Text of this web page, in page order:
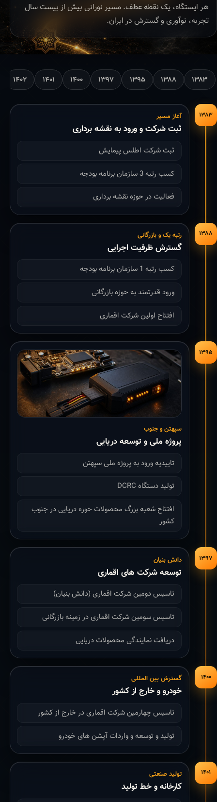
هر ایستگاه، یک نقطه عطف. مسیر نورانی بیش از بیست سال
تجربه، نوآوری و گسترش در ایران.
۱۳۸۳ ۱۳۸۸ ۱۳۹۵ ۱۳۹۷ ۱۴۰۰ ۱۴۰۱ ۱۴۰۲
۱۳۸۳ آغاز مسیر
ثبت شرکت و ورود به نقشه برداری
ثبت شرکت اطلس پیمایش
کسب رتبه 3 سازمان برنامه بودجه
فعالیت در حوزه نقشه برداری
۱۳۸۸ رتبه یک و بازرگانی
گسترش ظرفیت اجرایی
کسب رتبه 1 سازمان برنامه بودجه
ورود قدرتمند به حوزه بازرگانی
افتتاح اولین شرکت اقماری
۱۳۹۵
سپهتن و جنوب
پروژه ملی و توسعه دریایی
تاییدیه ورود به پروژه ملی سپهتن
تولید دستگاه DCRC
افتتاح شعبه بزرگ محصولات حوزه دریایی در جنوب
کشور
۱۳۹۷ دانش بنیان
توسعه شرکت های اقماری
تاسیس دومین شرکت اقماری (دانش بنیان)
تاسیس سومین شرکت اقماری در زمینه بازرگانی
دریافت نمایندگی محصولات دریایی
۱۴۰۰ گسترش بین المللی
خودرو و خارج از کشور
تاسیس چهارمین شرکت اقماری در خارج از کشور
تولید و توسعه و واردات آپشن های خودرو
۱۴۰۱ تولید صنعتی
کارخانه و خط تولید